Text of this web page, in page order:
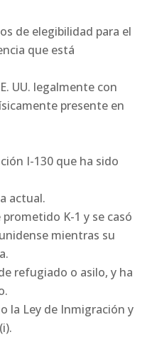
de elegibilidad para el
que está
UU. legalmente con
presente en
I-130 que ha sido
actual.
K-1 y se casó
mientras su
refugiado o asilo, y ha
la Ley de Inmigración y